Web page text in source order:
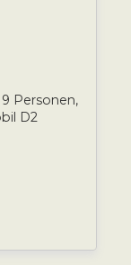
Personen,
D2